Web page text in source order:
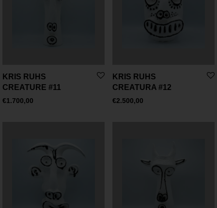
KRIS RUHS
CREATURE #11
€1.700,00
KRIS RUHS
CREATURA #12
€2.500,00